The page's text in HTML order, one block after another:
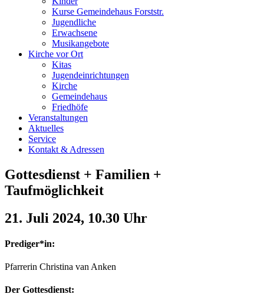
Kurse Gemeindehaus Forststr.
Jugendliche
Erwachsene
Musikangebote
Kirche vor Ort
Kitas
Jugendeinrichtungen
Kirche
Gemeindehaus
Friedhöfe
Veranstaltungen
Aktuelles
Service
Kontakt & Adressen
Gottesdienst + Familien +
Taufmöglichkeit
21. Juli 2024, 10.30 Uhr
Prediger*in:
Pfarrerin Christina van Anken
Der Gottesdienst: